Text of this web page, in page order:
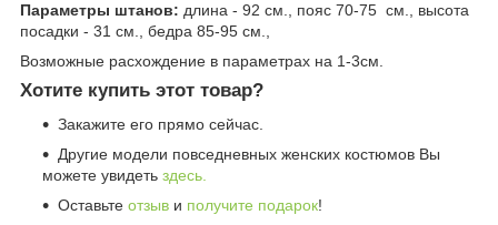
Параметры штанов: длина - 92 см., пояс 70-75 см., высота
посадки - 31 см., бедра 85-95 см.,
Возможные расхождение в параметрах на 1-3см.
Хотите купить этот товар?
Закажите его прямо сейчас.
Другие модели повседневных женских костюмов Вы
можете увидеть здесь.
Оставьте отзыв и получите подарок!